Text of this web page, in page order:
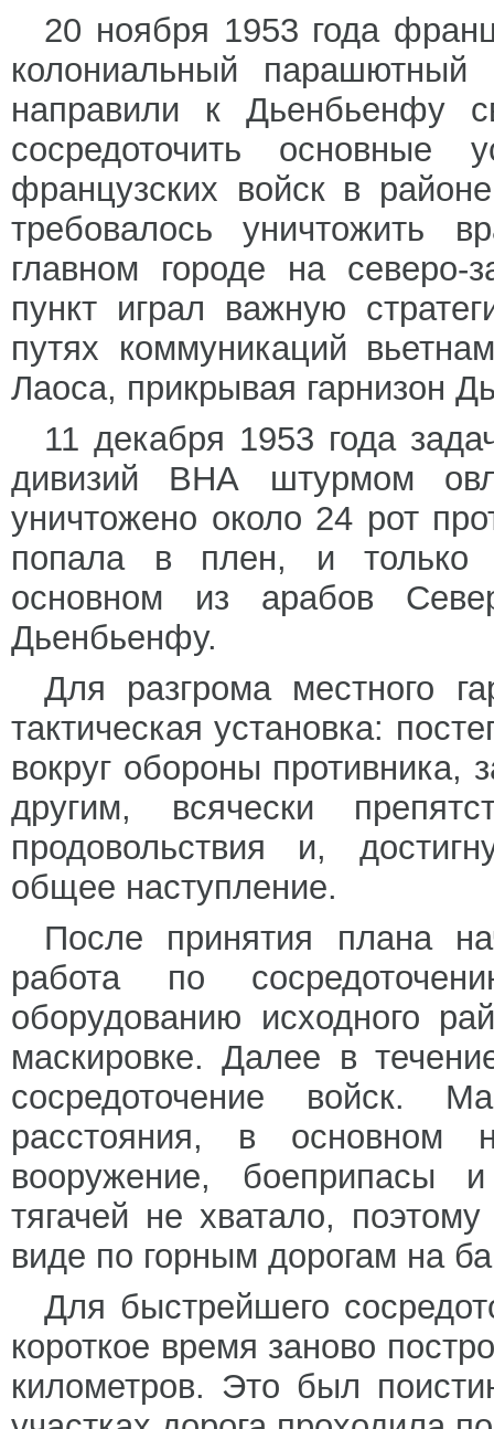
20 ноября 1953 года
колониальный парашютный
направили к Дьенбьенфу
сосредоточить основные
французских войск в
требовалось уничтожить
главном городе на северо-
пункт играл важную
путях коммуникаций
Лаоса, прикрывая гарнизон
11 декабря 1953 года
дивизий ВНА штурмом
уничтожено около 24 рот
попала в плен, и только
основном из арабов
Дьенбьенфу.
Для разгрома местного
тактическая установка:
вокруг обороны противника,
другим, всячески
продовольствия и,
общее наступление.
После принятия плана
работа по
оборудованию исходного
маскировке. Далее в
сосредоточение войск.
расстояния, в
вооружение, боеприпасы и
тягачей не хватало,
виде по горным дорогам на
Для быстрейшего
короткое время заново
километров. Это был